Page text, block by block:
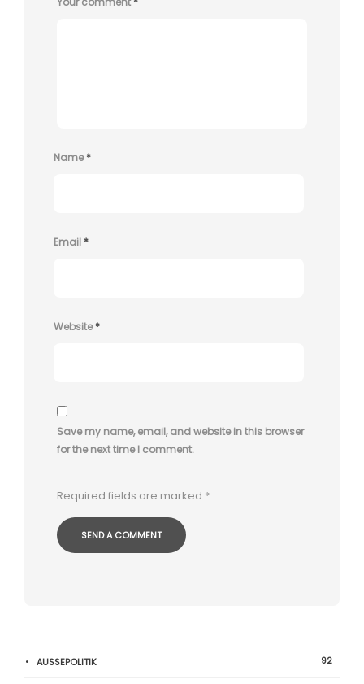
Name*
Email*
Website*
Save my name, email, and website in this browser
for the next time I comment.
Required fields are marked *
AUSSEPOLITIK 92